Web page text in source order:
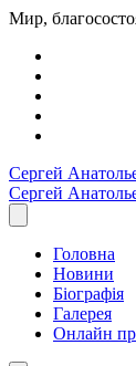
Мир,
Сергей
Сергей
Головна
Новини
Біографія
Галерея
Онлайн